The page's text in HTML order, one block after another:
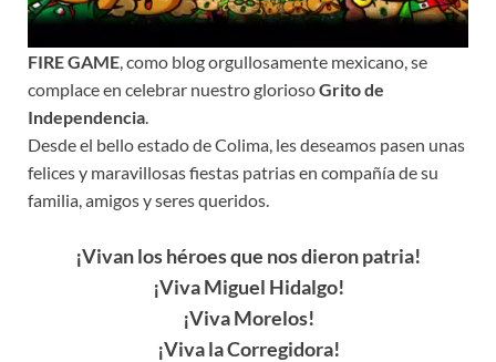
FIRE GAME , como blog orgullosamente mexicano, se
complace en celebrar nuestro gloriosoGrito de
Independencia
Desde el bello estado de Colima, les deseamos pasen unas
felices y maravillosas fiestas patrias en compañía de su
familia, amigos y seres queridos.
¡Vivan los héroes que nos dieron patria!
¡Viva Miguel Hidalgo!
¡Viva Morelos!
¡Viva la Corregidora!